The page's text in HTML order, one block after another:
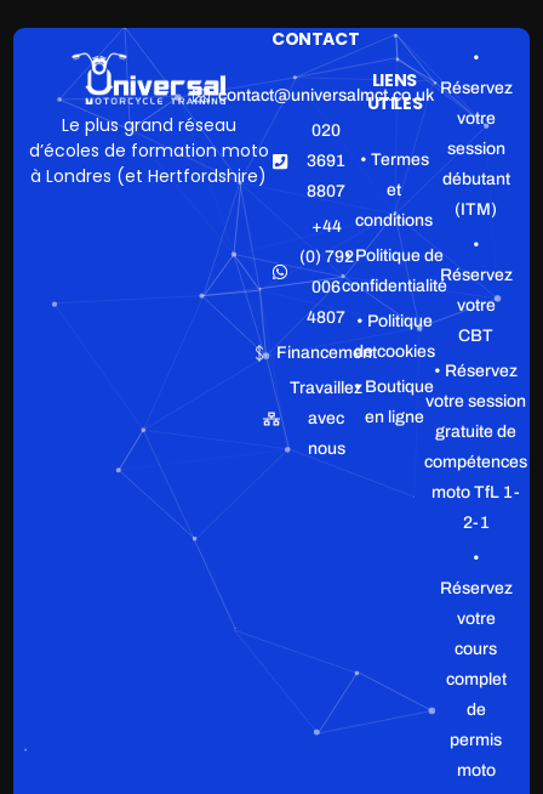
Le plus grand réseau
d’écoles de formation moto
à Londres (et Hertfordshire)
CONTACT
contact@universalmct.co.uk
020
3691
8807
+44
(0) 792
006
4807
Financement
Travaillez
avec
nous
LIENS
UTILES
• Termes
et
conditions
• Politique de
confidentialité
• Politique
de cookies
• Boutique
en ligne
•
Réservez
votre
session
débutant
(ITM)
•
Réservez
votre
CBT
• Réservez
votre session
gratuite de
compétences
moto TfL 1-
2-1
•
Réservez
votre
cours
complet
de
permis
moto